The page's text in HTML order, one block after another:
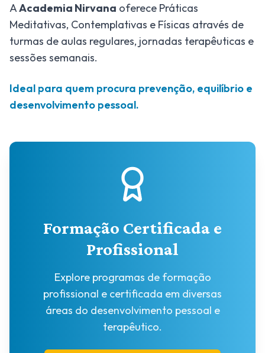
AAcademia Nirvana oferece Práticas
Meditativas, Contemplativas e Físicas através de
turmas de aulas regulares, jornadas terapêuticas e
sessões semanais.
Ideal para quem procura prevenção, equilíbrio e
desenvolvimento pessoal.
Formação Certificada e
Profissional
Explore programas de formação
profissional e certificada em diversas
áreas do desenvolvimento pessoal e
terapêutico.